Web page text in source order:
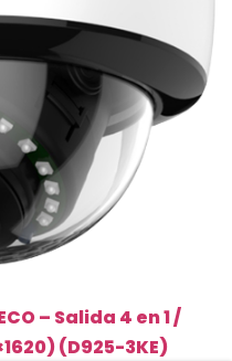
– Salida 4 en 1 /
(D925-3KE)